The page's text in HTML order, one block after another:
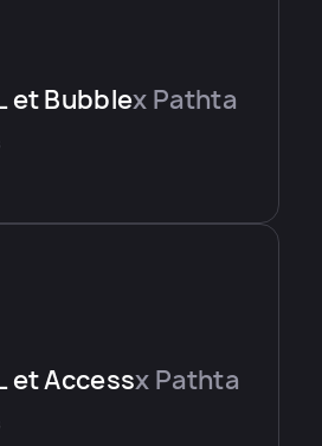
et Bubblex Pathta
et Accessx Pathta